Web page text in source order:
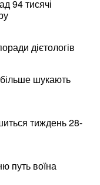
94 тисячі
дієтологів
шукають
тиждень 28-
путь воїна